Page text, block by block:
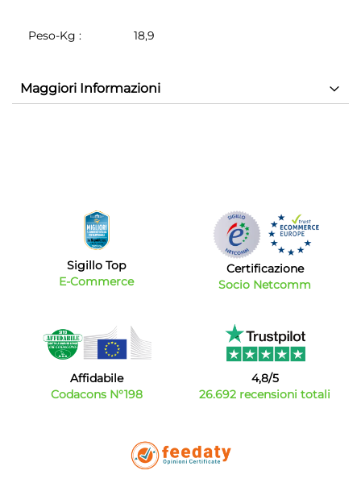
Peso-Kg : 18,9
Maggiori Informazioni
Sigillo Top
E-Commerce
Certificazione
Socio Netcomm
Affidabile
Codacons N°198
4,8/5
26.692 recensioni totali